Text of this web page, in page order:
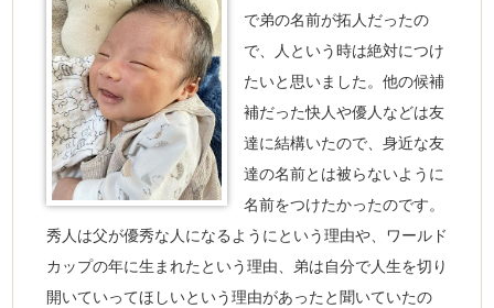
で弟の名前が拓人だったの
で、人という時は絶対につけ
たいと思いました。他の候補
補だった快人や優人などは友
達に結構いたので、身近な友
達の名前とは被らないように
名前をつけたかったのです。
秀人は父が優秀な人になるようにという理由や、ワールド
カップの年に生まれたという理由、弟は自分で人生を切り
開いていってほしいという理由があったと聞いていたの